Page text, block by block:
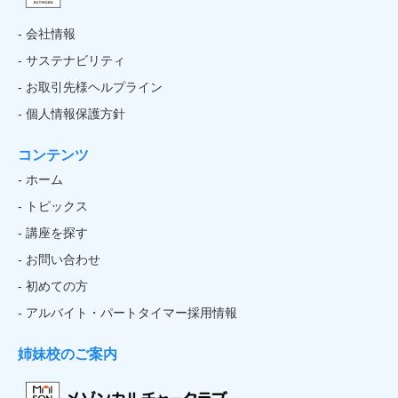
- 会社情報
- サステナビリティ
- お取引先様ヘルプライン
- 個人情報保護方針
コンテンツ
- ホーム
- トピックス
- 講座を探す
- お問い合わせ
- 初めての方
- アルバイト・パートタイマー採用情報
姉妹校のご案内